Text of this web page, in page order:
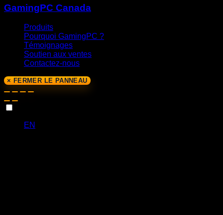
GamingPC Canada
Produits
Pourquoi GamingPC ?
Témoignages
Soutien aux ventes
Contactez-nous
× FERMER LE PANNEAU
EN